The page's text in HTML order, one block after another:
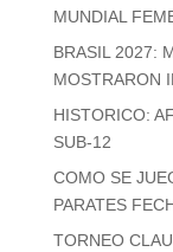
MUNDIAL
BRASIL 2027:
MOSTRARON
HISTORICO:
SUB-12
COMO SE
PARATES
TORNEO